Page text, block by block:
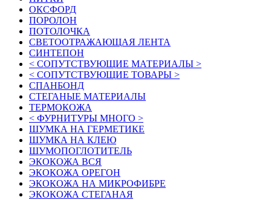
ОКСФОРД
ПОРОЛОН
ПОТОЛОЧКА
СВЕТООТРАЖАЮЩАЯ ЛЕНТА
СИНТЕПОН
< СОПУТСТВУЮЩИЕ МАТЕРИАЛЫ >
< СОПУТСТВУЮЩИЕ ТОВАРЫ >
СПАНБОНД
СТЕГАНЫЕ МАТЕРИАЛЫ
ТЕРМОКОЖА
< ФУРНИТУРЫ МНОГО >
ШУМКА НА ГЕРМЕТИКЕ
ШУМКА НА КЛЕЮ
ШУМОПОГЛОТИТЕЛЬ
ЭКОКОЖА ВСЯ
ЭКОКОЖА ОРЕГОН
ЭКОКОЖА НА МИКРОФИБРЕ
ЭКОКОЖА СТЕГАНАЯ